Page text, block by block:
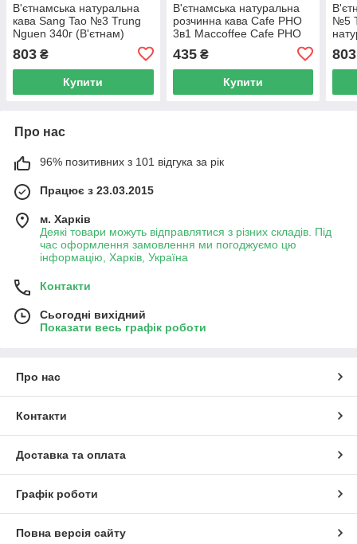
В'єтнамська натуральна
кава Sang Tao №3 Trung
Nguen 340г (В'єтнам)
803 ₴
Купити
В'єтнамська натуральна
розчинна кава Cafe PHO
3в1 Maccoffee Cafe PHO
240г, 10шт *24г, (В'єтнам)
435₴
Купити
№5
803
Про нас
96% позитивних з 101 відгука за рік
Працює з 23.03.2015
м. Харків
Деякі товари можуть відправлятися з різних складів. Під
час оформлення замовлення ми погоджуємо цю
інформацію, Харків, Україна
Контакти
Сьогодні вихідний
Показати весь графік роботи
Про нас
Контакти
Доставка та оплата
Графік роботи
Повна версія сайту